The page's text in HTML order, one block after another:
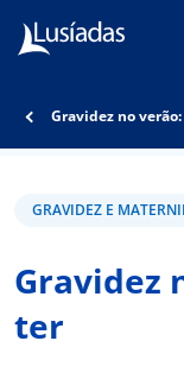
Lusíadas
Hospitais
Corpo
Especialidades
Acordos
Gravidez no
GRAVIDEZ E
Gravidez
ter